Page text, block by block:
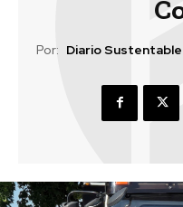
Por: Diario Sustentable